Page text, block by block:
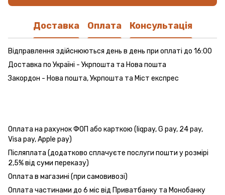
Доставка Оплата Консультація
Відправлення здійснюються день в день при оплаті до 16:00
Доставка по Україні - Укрпошта та Нова пошта
Закордон - Нова пошта, Укрпошта та Міст експрес
Оплата на рахунок ФОП або карткою (liqpay, G pay, 24 pay,
Visa pay, Apple pay)
Післяплата (додатково сплачуєте послуги пошти у розмірі
2,5% від суми переказу)
Оплата в магазині (при самовивозі)
Оплата частинами до 6 міс від Приватбанку та Монобанку